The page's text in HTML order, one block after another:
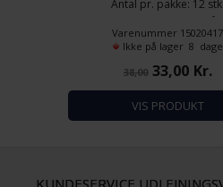
Antal pr. pakke: 12 stk.
Design: Stefano Blå
Varenummer 15020417
Ikke på lager 8 dage
38,00 33,00 Kr.
VIS PRODUKT
KUNDESERVICE